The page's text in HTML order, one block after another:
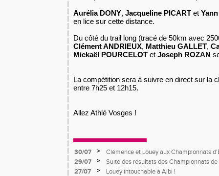
Aurélia DONY, Jacqueline PICART et
en lice sur cette distance.
Du côté du trail long (tracé de 50km avec
Clément ANDRIEUX, Matthieu GALLET,
Mickaël POURCELOT et Joseph ROZAN
La compétition sera à suivre en direct sur la
entre 7h25 et 12h15.
Allez Athlé Vosges !
30/07 >
Clémence et Louey aux Championnats
29/07
>
Suite des résultats des Championnats de
27/07
>
Louey intouchable à Albi !